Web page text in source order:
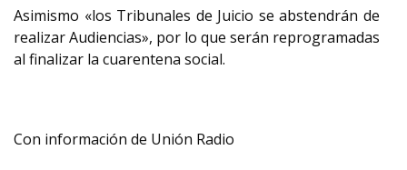
Asimismo «los Tribunales de Juicio se abstendrán de
realizar Audiencias», por lo que serán reprogramadas
al finalizar la cuarentena social.
Con información de Unión Radio